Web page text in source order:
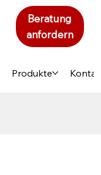
Produkte
Beratung
anfordern